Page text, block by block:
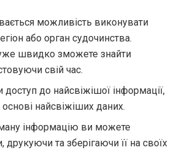
можливість виконувати
або орган судочинства.
швидко зможете знайти
свій час.
до найсвіжішої інформації,
найсвіжіших даних.
інформацію ви можете
та зберігаючи її на своїх